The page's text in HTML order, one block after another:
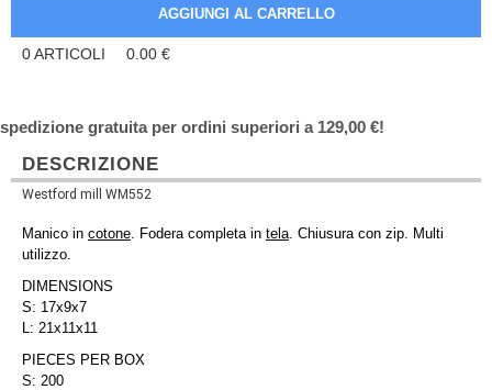
0ARTICOLI 0.00 €
spedizione gratuita per ordini superiori a 129,00 €!
DESCRIZIONE
Westford mill WM552
Manico in cotone. Fodera completa in tela. Chiusura con zip. Multi
utilizzo.
DIMENSIONS
S: 17x9x7
L: 21x11x11
PIECES PER BOX
S: 200